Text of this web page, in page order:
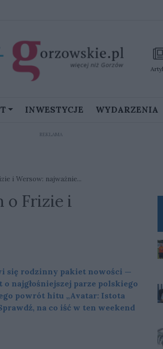
INWESTYCJE WYDARZENIA
REKLAMA
i Wersow: najważnie...
o Frizie i
się rodzinny pakiet nowości —
najgłośniejszej parze polskiego
powrót hitu „Avatar: Istota
na co iść w ten weekend